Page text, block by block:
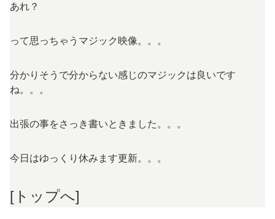
あれ？
って思っちゃうマジック映像。。。
分かりそうで分からない感じのマジックは良いです
ね。。。
出張の事をさっき書いときました。。。
今日はゆっくり休みます更新。。。
[トップへ]